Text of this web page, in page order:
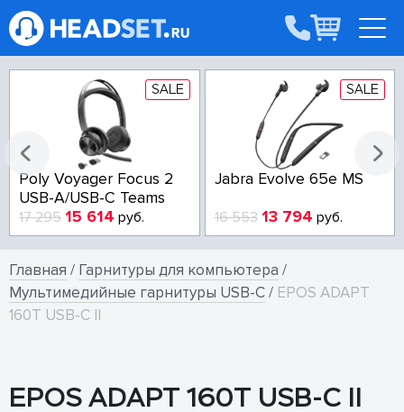
SALE
Poly Voyager Focus 2
USB-A/USB-C Teams
17 295 15 614 руб.
SALE
Jabra Evolve 65e MS
16 553 13 794 руб.
Главная / Гарнитуры для компьютера /
Мультимедийные гарнитуры USB-C/ EPOS ADAPT
160T USB-C II
EPOS ADAPT 160T USB-C II